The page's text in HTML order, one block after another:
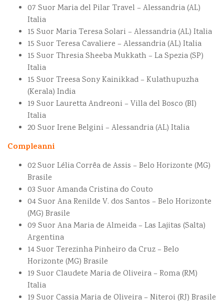
07 Suor Maria del Pilar Travel – Alessandria (AL)
Italia
15 Suor Maria Teresa Solari – Alessandria (AL) Italia
15 Suor Teresa Cavaliere – Alessandria (AL) Italia
15 Suor Thresia Sheeba Mukkath – La Spezia (SP)
Italia
15 Suor Treesa Sony Kainikkad – Kulathupuzha
(Kerala) India
19 Suor Lauretta Andreoni – Villa del Bosco (BI)
Italia
20 Suor Irene Belgini – Alessandria (AL) Italia
Compleanni
02 Suor Lélia Corrêa de Assis – Belo Horizonte (MG)
Brasile
03 Suor Amanda Cristina do Couto
04 Suor Ana Renilde V. dos Santos – Belo Horizonte
(MG) Brasile
09 Suor Ana Maria de Almeida – Las Lajitas (Salta)
Argentina
14 Suor Terezinha Pinheiro da Cruz – Belo
Horizonte (MG) Brasile
19 Suor Claudete Maria de Oliveira – Roma (RM)
Italia
19 Suor Cassia Maria de Oliveira – Niteroi (RJ) Brasile